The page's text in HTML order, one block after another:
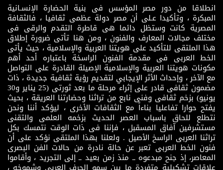
انطلاقا من دور مصر المؤسس فى بنية الحضارة الإنسـانية
المبكرة ، وتأكيدا عـلى أن مصر دولة عظمى ثقافيا ، فالثقافة
المصرية كانت وستظل دائما هى قاطرة التقدم والرقى فى
مختلف مجالات المعارف والفنون ، ومن هنا تأتى ضرورة إطلاق
هذا الملتقى للتأكيد على هويتنا العربية والإسلامية ، حيث يأتى
الخط العربى فى مقدمة الفنون الراسخة باعتباره أحد أهم
مكونات هويتنا العربية والإسلامية الإصيلة القادرة على التواصل
مع الآخر ، وإحداث الأثر الإيجابي لتقديم رؤية ثقافية جديدة ، ذات
مضمون ثقافى قادر على إثراء مرحلة ما بعد ثورتى (25 يناير و30
يونيو) بزخم ثقافى وفنى نابع من تراثنا وحضارتنا العريقة ، بحيث
يفتح حوارا تفاعليا بناءاً مع الثقافات الأخرى ، ليؤكد أننا ونحن
نتطلع للحاق باسباب العصر الحديث بزخمه العلمى والتقنى
مستشرفين آفاق المسقبل ، فإننا فى ذات الوقت نتمسك بكل
تراثنا العربى الراسخ الأصيل . ولعلنا بهذا الملتقى نؤكد على أن
فنون الخط العربى تعبر عن حالة نادرة من حالات الفن البصرى
المعاصر، إذ جنح مبدعوه ــ منذ زمن بعيد ــ إلى التجريد ، وأقاموا